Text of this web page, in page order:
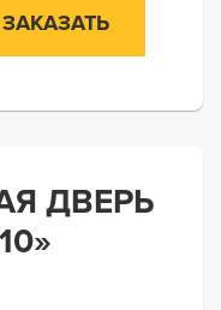
ЗАКАЗАТЬ
ДВЕРЬ